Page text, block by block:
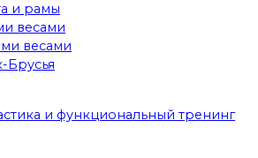
и рамы
весами
весами
Брусья
и функциональный тренинг